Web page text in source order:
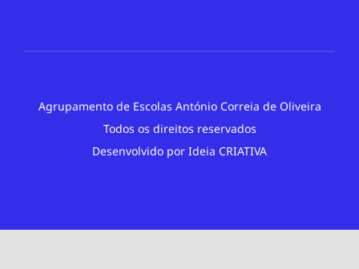
Agrupamento de Escolas António Correia de Oliveira
Todos os direitos reservados
Desenvolvido por Ideia CRIATIVA